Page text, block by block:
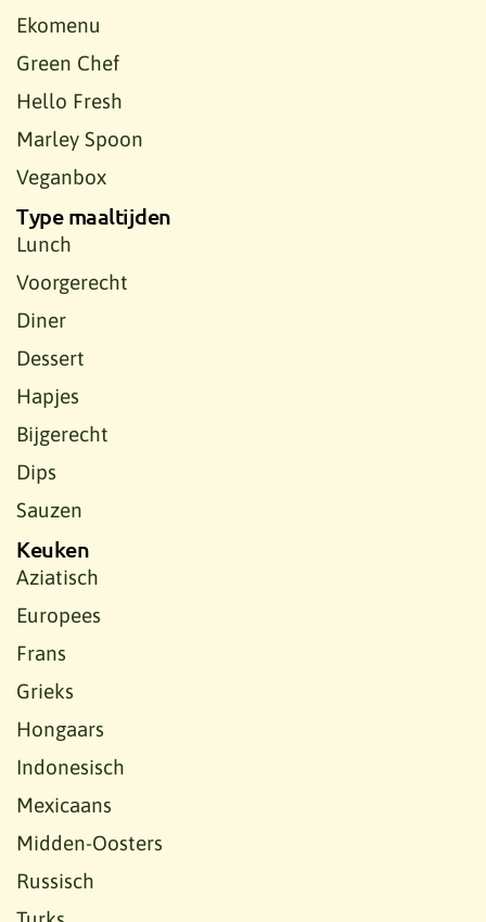
Ekomenu
Green Chef
Hello Fresh
Marley Spoon
Veganbox
Type maaltijden
Lunch
Voorgerecht
Diner
Dessert
Hapjes
Bijgerecht
Dips
Sauzen
Keuken
Aziatisch
Europees
Frans
Grieks
Hongaars
Indonesisch
Mexicaans
Midden-Oosters
Russisch